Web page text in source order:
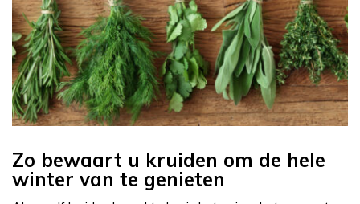
Zo bewaart u kruiden om de hele
winter van te genieten